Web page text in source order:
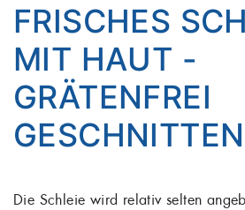
FRISCHES
MIT HAUT -
GRÄTENFREI
GESCHNITTEN
Die Schleie wird relativ selten